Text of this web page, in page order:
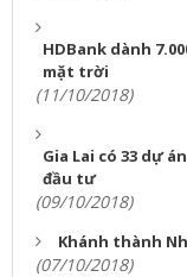
HDBank dành
mặt trời
(11/10/2018)
Gia Lai có 33 dự
đầu tư
(09/10/2018)
Khánh thành
(07/10/2018)